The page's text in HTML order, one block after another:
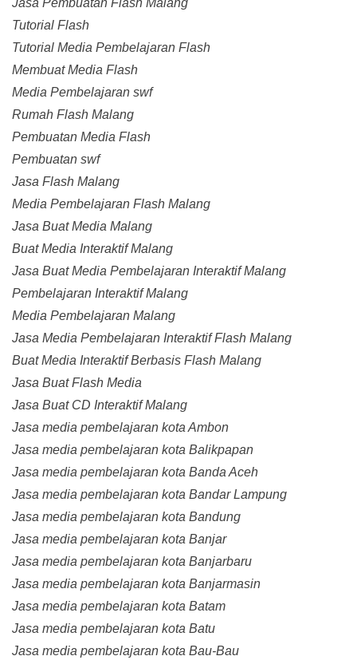
Jasa Pembuatan Flash Malang
Tutorial Flash
Tutorial Media Pembelajaran Flash
Membuat Media Flash
Media Pembelajaran swf
Rumah Flash Malang
Pembuatan Media Flash
Pembuatan swf
Jasa Flash Malang
Media Pembelajaran Flash Malang
Jasa Buat Media Malang
Buat Media Interaktif Malang
Jasa Buat Media Pembelajaran Interaktif Malang
Pembelajaran Interaktif Malang
Media Pembelajaran Malang
Jasa Media Pembelajaran Interaktif Flash Malang
Buat Media Interaktif Berbasis Flash Malang
Jasa Buat Flash Media
Jasa Buat CD Interaktif Malang
Jasa media pembelajaran kota Ambon
Jasa media pembelajaran kota Balikpapan
Jasa media pembelajaran kota Banda Aceh
Jasa media pembelajaran kota Bandar Lampung
Jasa media pembelajaran kota Bandung
Jasa media pembelajaran kota Banjar
Jasa media pembelajaran kota Banjarbaru
Jasa media pembelajaran kota Banjarmasin
Jasa media pembelajaran kota Batam
Jasa media pembelajaran kota Batu
Jasa media pembelajaran kota Bau-Bau